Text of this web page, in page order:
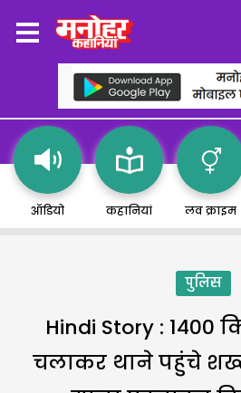
ऑडियो कहानियां लव क्राइम
पुलिस
Hindi Story : 1400
चलाकर थाने पहुंचे